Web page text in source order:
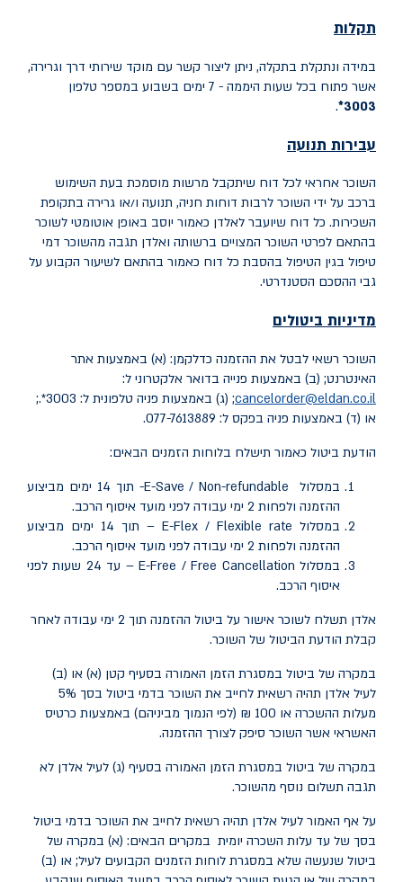
תקלות
במידה ונתקלת בתקלה, ניתן ליצור קשר עם מוקד שירותי דרך וגרירה,
אשר פתוח בכל שעות היממה - 7 ימים בשבוע במספר טלפון
3003*
.
עבירות תנועה
השוכר אחראי לכל דוח שיתקבל מרשות מוסמכת בעת השימוש
ברכב על ידי השוכר לרבות דוחות חניה, תנועה ו/או גרירה בתקופת
השכירות. כל דוח שיועבר לאלדן כאמור יוסב באופן אוטומטי לשוכר
בהתאם לפרטי השוכר המצויים ברשותה ואלדן תגבה מהשוכר דמי
טיפול בגין הטיפול בהסבת כל דוח כאמור בהתאם לשיעור הקבוע על
גבי ההסכם הסטנדרטי.
מדיניות ביטולים
השוכר רשאי לבטל את ההזמנה כדלקמן: (א) באמצעות אתר
האינטרנט; (ב) באמצעות פנייה בדואר אלקטרוני ל:
cancelorder@eldan.co.il
; (ג) באמצעות פניה טלפונית ל: 3003*.;
או (ד) באמצעות פניה בפקס ל: 077-7613889.
הודעת ביטול כאמור תישלח בלוחות הזמנים הבאים:
במסלול E-Save / Non-refundable
- תוך 14 ימים מביצוע
ההזמנה ולפחות 2 ימי עבודה לפני מועד איסוף הרכב.
במסלול E-Flex / Flexible rate
– תוך 14 ימים מביצוע
ההזמנה ולפחות 2 ימי עבודה לפני מועד איסוף הרכב.
במסלול E-Free / Free Cancellation
– עד 24 שעות לפני
איסוף הרכב.
אלדן תשלח לשוכר אישור על ביטול ההזמנה תוך 2 ימי עבודה לאחר
קבלת הודעת הביטול של השוכר.
במקרה של ביטול במסגרת הזמן האמורה בסעיף קטן (א) או (ב)
לעיל אלדן תהיה רשאית לחייב את השוכר בדמי ביטול בסך 5%
מעלות ההשכרה או 100 ₪ (לפי הנמוך מביניהם) באמצעות כרטיס
האשראי אשר השוכר סיפק לצורך ההזמנה.
במקרה של ביטול במסגרת הזמן האמורה בסעיף (ג) לעיל אלדן לא
תגבה תשלום נוסף מהשוכר.
על אף האמור לעיל אלדן תהיה רשאית לחייב את השוכר בדמי ביטול
בסך של עד עלות השכרה יומית במקרים הבאים: (א) במקרה של
ביטול שנעשה שלא במסגרת לוחות הזמנים הקבועים לעיל; או (ב)